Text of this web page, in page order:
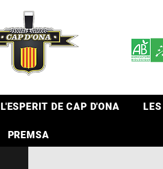
L'ESPERIT DE CAP D'ONA
PREMSA